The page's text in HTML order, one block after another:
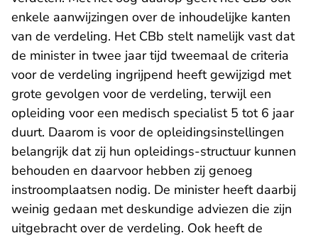
enkele aanwijzingen over de inhoudelijke kanten
van de verdeling. Het CBb stelt namelijk vast dat
de minister in twee jaar tijd tweemaal de criteria
voor de verdeling ingrijpend heeft gewijzigd met
grote gevolgen voor de verdeling, terwijl een
opleiding voor een medisch specialist 5 tot 6 jaar
duurt. Daarom is voor de opleidingsinstellingen
belangrijk dat zij hun opleidings-structuur kunnen
behouden en daarvoor hebben zij genoeg
instroomplaatsen nodig. De minister heeft daarbij
weinig gedaan met deskundige adviezen die zijn
uitgebracht over de verdeling. Ook heeft de